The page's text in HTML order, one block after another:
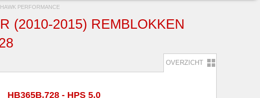
PERFORMANCE
(2010-2015) REMBLOKKEN
OVERZICHT
HB365B.728 - HPS 5.0